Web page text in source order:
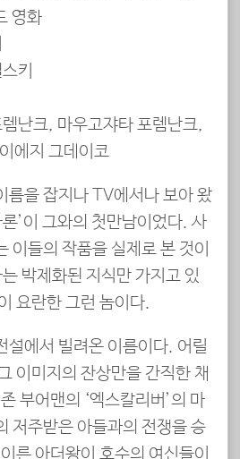
영화
키
난크, 마우고쟈타 포렘난크,
에지 그데이코
름을 잡지나 TV에서나 보아 왔
’이 그와의 첫만남이었다. 사
이들의 작품을 실제로 본 것이
박제화된 지식만 가지고 있
요란한 그런 놈이다.
설에서 빌려온 이름이다. 어릴
이미지의 잔상만을 간직한 채
부어맨의 ‘엑스칼리버’의 마
저주받은 아들과의 전쟁을 승
른 아더왕이 호수의 여신들이